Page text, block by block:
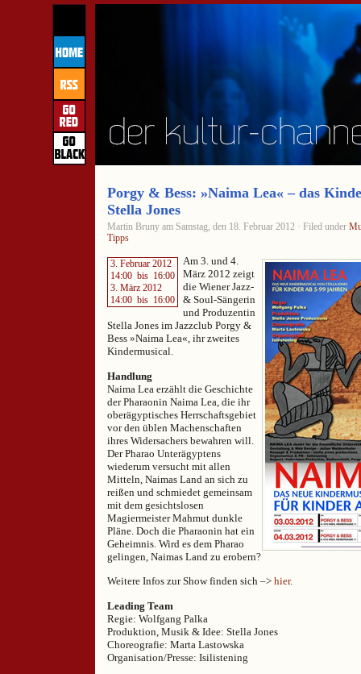
Porgy & Bess: »Naima Lea« – das
Stella Jones
Martin Bruny am Samstag, den 18. Februar 2012 · Filed under
Tipps
3. Februar 2012
14:00 bis 16:00
3. März 2012
14:00 bis 16:00
Am 3. und 4.
März 2012 zeigt
die Wiener Jazz-
& Soul-Sängerin
und Produzentin
Stella Jones im Jazzclub Porgy &
Bess »Naima Lea«, ihr zweites
Kindermusical.
Handlung
Naima Lea erzählt die Geschichte
der Pharaonin Naima Lea, die ihr
oberägyptisches Herrschaftsgebiet
vor den üblen Machenschaften
ihres Widersachers bewahren will.
Der Pharao Unterägyptens
wiederum versucht mit allen
Mitteln, Naimas Land an sich zu
reißen und schmiedet gemeinsam
mit dem gesichtslosen
Magiermeister Mahmut dunkle
Pläne. Doch die Pharaonin hat ein
Geheimnis. Wird es dem Pharao
gelingen, Naimas Land zu erobern?
Weitere Infos zur Show finden sich –> hier.
Leading Team
Regie: Wolfgang Palka
Produktion, Musik & Idee: Stella Jones
Choreografie: Marta Lastowska
Organisation/Presse: Isilistening